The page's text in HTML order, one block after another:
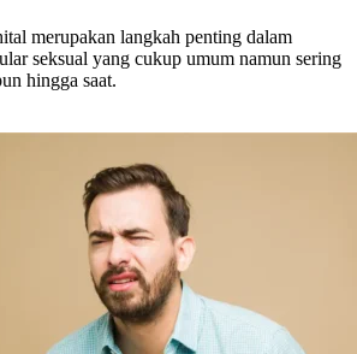
merupakan langkah penting dalam
seksual yang cukup umum namun sering
hingga saat.